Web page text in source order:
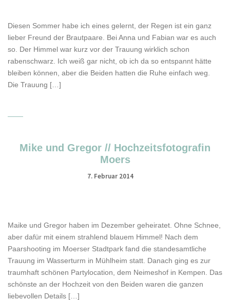
Diesen Sommer habe ich eines gelernt, der Regen ist ein ganz
lieber Freund der Brautpaare. Bei Anna und Fabian war es auch
so. Der Himmel war kurz vor der Trauung wirklich schon
rabenschwarz. Ich weiß gar nicht, ob ich da so entspannt hätte
bleiben können, aber die Beiden hatten die Ruhe einfach weg.
Die Trauung […]
Mike und Gregor // Hochzeitsfotografin
Moers
7. Februar 2014
Maike und Gregor haben im Dezember geheiratet. Ohne Schnee,
aber dafür mit einem strahlend blauem Himmel! Nach dem
Paarshooting im Moerser Stadtpark fand die standesamtliche
Trauung im Wasserturm in Mühlheim statt. Danach ging es zur
traumhaft schönen Partylocation, dem Neimeshof in Kempen. Das
schönste an der Hochzeit von den Beiden waren die ganzen
liebevollen Details […]